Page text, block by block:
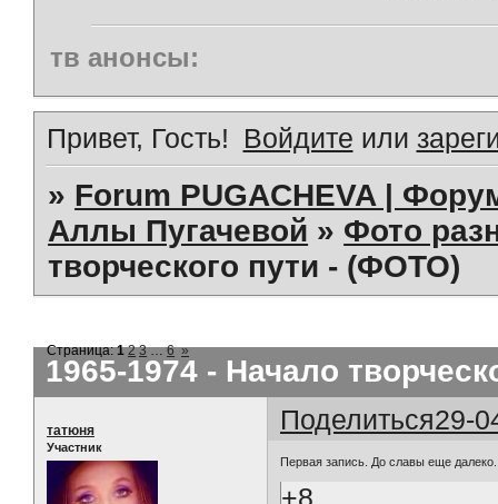
тв анонсы:
Привет, Гость! Войдите или
» Forum PUGACHEVA |
Аллы Пугачевой » Фото
творческого пути - (ФОТО)
1965-1974 - Начало
Страница:1 2 3 … 6 »
Поделиться29-
татюня
Участник
Первая запись. До славы еще
+8